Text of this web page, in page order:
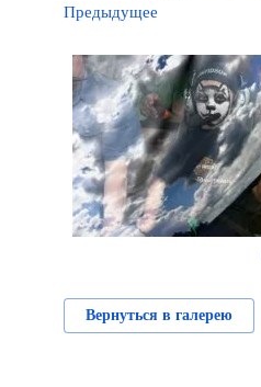
Предыдущее
Вернуться в галерею